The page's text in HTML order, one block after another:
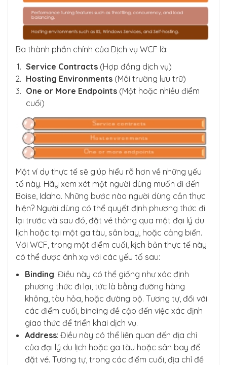
Ba thành phần chính của Dịch vụ WCF là:
Service Contracts (Hợp đồng dịch vụ)
Hosting Environments (Môi trường lưu trữ)
One or More Endpoints (Một hoặc nhiều điểm
cuối)
Một ví dụ thực tế sẽ giúp hiểu rõ hơn về những yếu
tố này. Hãy xem xét một người dùng muốn đi đến
Boise, Idaho. Những bước nào người dùng cần thực
hiện? Người dùng có thể quyết định phương thức đi
lại trước và sau đó, đặt vé thông qua một đại lý du
lịch hoặc tại một ga tàu, sân bay, hoặc cảng biển.
Với WCF, trong một điểm cuối, kịch bản thực tế này
có thể được ánh xạ với các yếu tố sau:
Binding: Điều này có thể giống như xác định
phương thức đi lại, tức là bằng đường hàng
không, tàu hỏa, hoặc đường bộ. Tương tự, đối với
các điểm cuối, binding đề cập đến việc xác định
giao thức để triển khai dịch vụ.
Address: Điều này có thể liên quan đến địa chỉ
của đại lý du lịch hoặc ga tàu hoặc sân bay để
đặt vé. Tương tự, trong các điểm cuối, địa chỉ đề